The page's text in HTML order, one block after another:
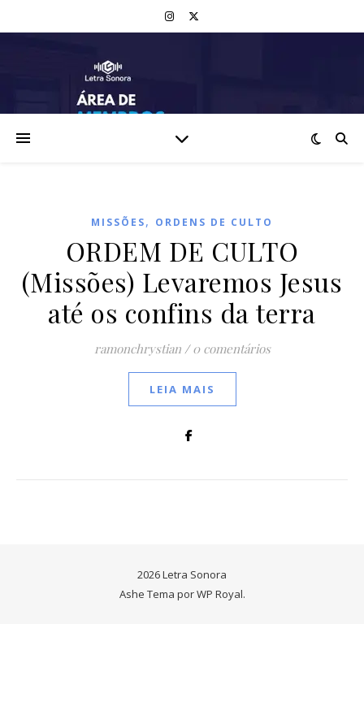
MISSÕES, ORDENS DE CULTO
ORDEM DE CULTO
(Missões) Levaremos Jesus
até os confins da terra
ramonchrystian / 0 comentários
LEIA MAIS
2026 Letra Sonora
Ashe Tema porWP Royal.